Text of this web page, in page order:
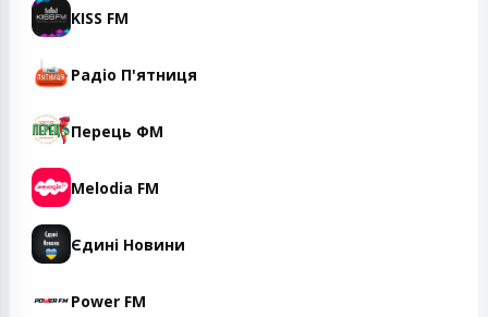
KISS FM
Радіо П'ятниця
Перець ФМ
Melodia FM
Єдині Новини
Power FM